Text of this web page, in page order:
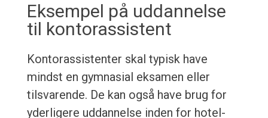
Eksempel på uddannelse
til kontorassistent
Kontorassistenter skal typisk have
mindst en gymnasial eksamen eller
tilsvarende. De kan også have brug for
yderligere uddannelse inden for hotel-